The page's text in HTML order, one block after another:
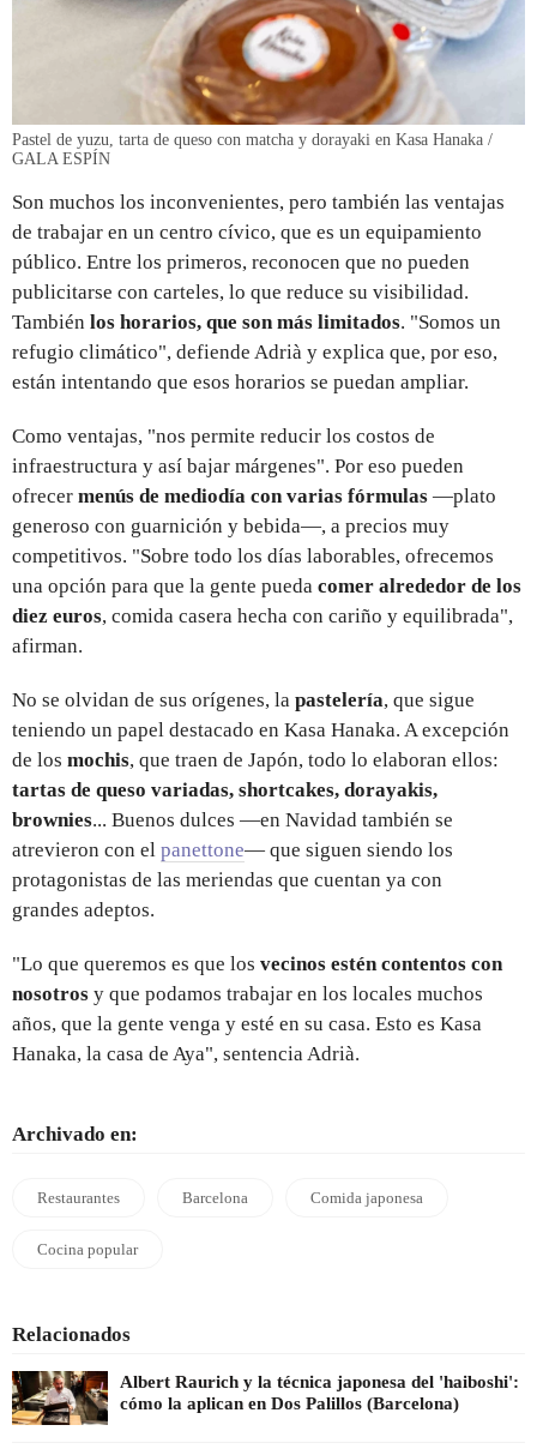
Pastel de yuzu, tarta de queso con matcha y dorayaki en Kasa Hanaka /
GALA ESPÍN
Son muchos los inconvenientes, pero también las ventajas
de trabajar en un centro cívico, que es un equipamiento
público. Entre los primeros, reconocen que no pueden
publicitarse con carteles, lo que reduce su visibilidad.
También los horarios, que son más limitados. "Somos un
refugio climático", defiende Adrià y explica que, por eso,
están intentando que esos horarios se puedan ampliar.
Como ventajas, "nos permite reducir los costos de
infraestructura y así bajar márgenes". Por eso pueden
ofrecer menús de mediodía con varias fórmulas —plato
generoso con guarnición y bebida—, a precios muy
competitivos. "Sobre todo los días laborables, ofrecemos
una opción para que la gente pueda comer alrededor de los
diez euros, comida casera hecha con cariño y equilibrada",
afirman.
No se olvidan de sus orígenes, la pastelería, que sigue
teniendo un papel destacado en Kasa Hanaka. A excepción
de los mochis, que traen de Japón, todo lo elaboran ellos:
tartas de queso variadas, shortcakes, dorayakis,
brownies... Buenos dulces —en Navidad también se
atrevieron con el panettone— que siguen siendo los
protagonistas de las meriendas que cuentan ya con
grandes adeptos.
"Lo que queremos es que los vecinos estén contentos con
nosotros y que podamos trabajar en los locales muchos
años, que la gente venga y esté en su casa. Esto es Kasa
Hanaka, la casa de Aya", sentencia Adrià.
Archivado en:
Restaurantes Barcelona Comida japonesa
Cocina popular
Relacionados
Albert Raurich y la técnica japonesa del 'haiboshi':
cómo la aplican en Dos Palillos (Barcelona)